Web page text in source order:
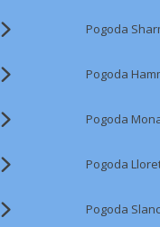
Pogoda
Pogoda
Pogoda
Pogoda
Pogoda